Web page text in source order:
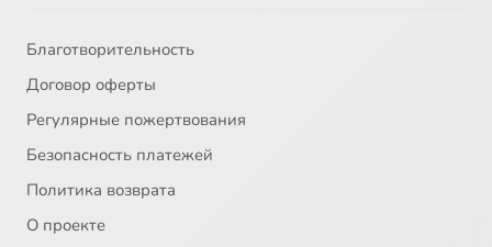
Благотворительность
Договор оферты
Регулярные пожертвования
Безопасность платежей
Политика возврата
О проекте